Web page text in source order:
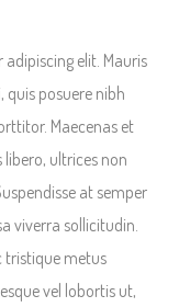
elit. Mauris
quis posuere nibh
Maecenas et
ultrices non
at semper
viverra sollicitudin.
tristique metus
vel lobortis ut,